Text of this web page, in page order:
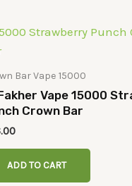
Bar Vape 15000
Vape 15000
Crown Bar
ADD TO CART